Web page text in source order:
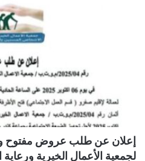
لجمعية الأعمال الخيرية